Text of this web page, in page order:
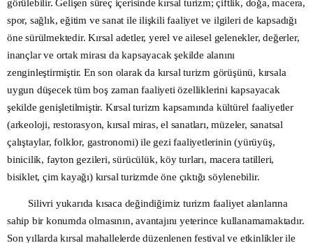
görülebilir. Gelişen süreç içerisinde kırsal turizm; çiftlik, doğa, macera,
spor, sağlık, eğitim ve sanat ile ilişkili faaliyet ve ilgileri de kapsadığı
öne sürülmektedir. Kırsal adetler, yerel ve ailesel gelenekler, değerler,
inançlar ve ortak mirası da kapsayacak şekilde alanını
zenginleştirmiştir. En son olarak da kırsal turizm görüşünü, kırsala
uygun düşecek tüm boş zaman faaliyeti özelliklerini kapsayacak
şekilde genişletilmiştir. Kırsal turizm kapsamında kültürel faaliyetler
(arkeoloji, restorasyon, kırsal miras, el sanatları, müzeler, sanatsal
çalıştaylar, folklor, gastronomi) ile gezi faaliyetlerinin (yürüyüş,
binicilik, fayton gezileri, sürücülük, köy turları, macera tatilleri,
bisiklet, çim kayağı) kırsal turizmde öne çıktığı söylenebilir.
Silivri yukarıda kısaca değindiğimiz turizm faaliyet alanlarına
sahip bir konumda olmasının, avantajını yeterince kullanamamaktadır.
Son yıllarda kırsal mahallelerde düzenlenen festival ve etkinlikler ile